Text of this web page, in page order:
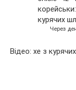
Через
Відео: хе з